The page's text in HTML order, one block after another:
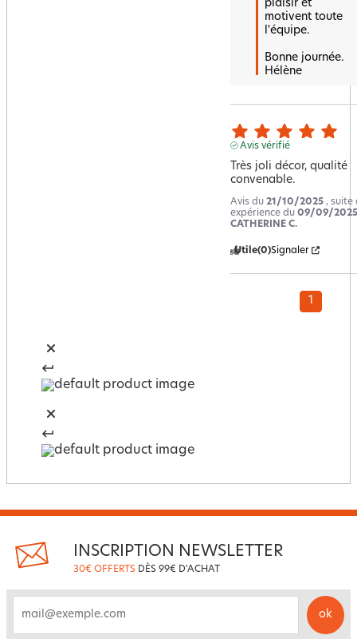
plaisir et
motivent toute
l'équipe.
Bonne journée.
Hélène
Avis vérifié
Très joli décor, qualité
convenable.
Avis du 21/10/2025 , suite
expérience du 09/09/2025
CATHERINE C.
Utile(0)Signaler
1
INSCRIPTION NEWSLETTER
30€ OFFERTS DÈS 99€ D'ACHAT
ok